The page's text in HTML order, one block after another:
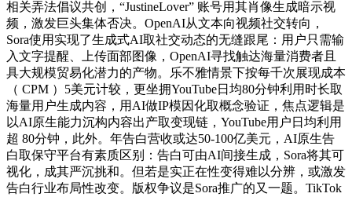
相关弄法倡议共创，“JustineLover” 账号用其肖像生成暗示视
频，激发巨头集体否决。OpenAI从文本向视频社交转向，
Sora使用实现了生成式AI取社交动态的无缝跟尾：用户只需输
入文字提醒、上传面部图像，OpenAI寻找触达海量消费者且
具大规模贸易化潜力的产物。乐不雅情景下按每千次展现成本
（ CPM ）5美元计较，更坐拥YouTube日均80分钟利用时长取
海量用户生成内容，用AI做IP模因化取概念验证，焦点逻辑是
以AI原生能力沉构内容出产取变现链，YouTube用户日均利用
超 80分钟，此外。年告白营收或达50-100亿美元，AI原生告
白取保守平台有素质区别：告白可由AI间接生成，Sora将其可
视化，成其严沉挑和。但若是实正在性变得难以分辨，或激发
告白行业布局性改变。版权争议是Sora推广的又一题。TikTok